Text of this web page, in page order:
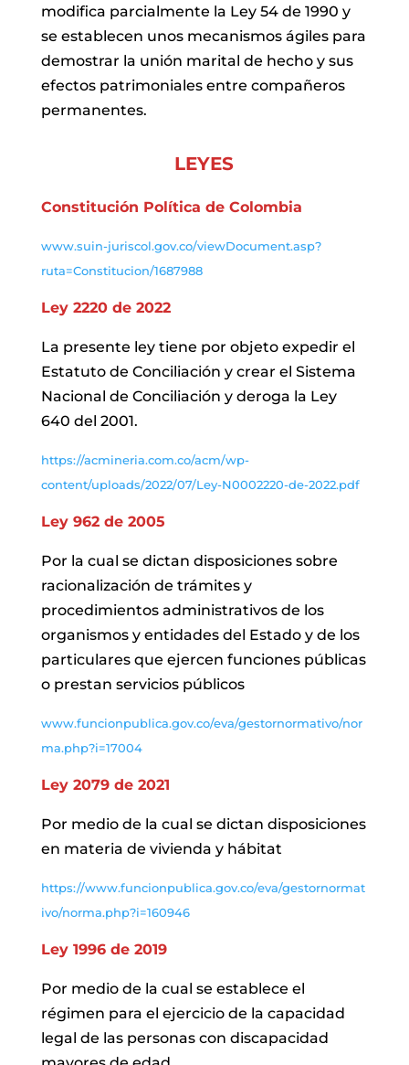
modifica parcialmente la Ley 54 de 1990 y
se establecen unos mecanismos ágiles para
demostrar la unión marital de hecho y sus
efectos patrimoniales entre compañeros
permanentes.
LEYES
Constitución Política de Colombia
www.suin-juriscol.gov.co/viewDocument.asp?
ruta=Constitucion/1687988
Ley 2220 de 2022
La presente ley tiene por objeto expedir el
Estatuto de Conciliación y crear el Sistema
Nacional de Conciliación y deroga la Ley
640 del 2001.
https://acmineria.com.co/acm/wp-
content/uploads/2022/07/Ley-N0002220-de-2022.pdf
Ley 962 de 2005
Por la cual se dictan disposiciones sobre
racionalización de trámites y
procedimientos administrativos de los
organismos y entidades del Estado y de los
particulares que ejercen funciones públicas
o prestan servicios públicos
www.funcionpublica.gov.co/eva/gestornormativo/nor
ma.php?i=17004
Ley 2079 de 2021
Por medio de la cual se dictan disposiciones
en materia de vivienda y hábitat
https://www.funcionpublica.gov.co/eva/gestornormat
ivo/norma.php?i=160946
Ley 1996 de 2019
Por medio de la cual se establece el
régimen para el ejercicio de la capacidad
legal de las personas con discapacidad